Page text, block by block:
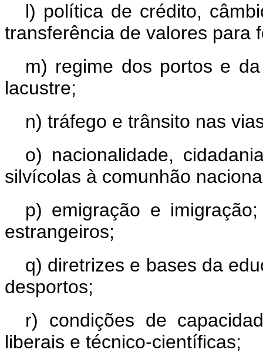
l) política de crédito,
transferência de valores para
m) regime dos portos e
lacustre;
n) tráfego e trânsito nas
o) nacionalidade,
silvícolas à comunhão
p) emigração e
estrangeiros;
q) diretrizes e bases da
desportos;
r) condições de
liberais e técnico-científicas;